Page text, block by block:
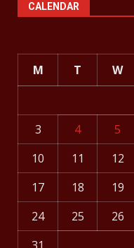
CALENDAR
M T W
3
4 5
10
11 12
17
18 19
24
25 26